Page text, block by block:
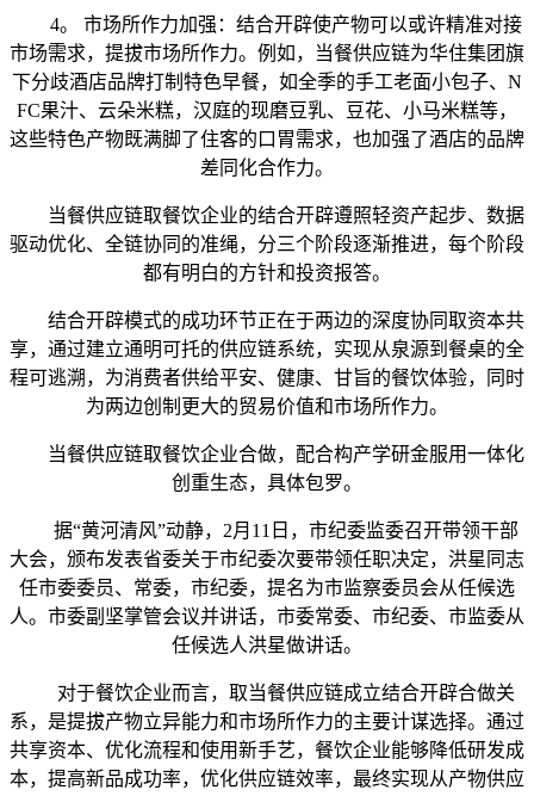
4。 市场所作力加强：结合开辟使产物可以或许精准对接
市场需求，提拔市场所作力。例如，当餐供应链为华住集团旗
下分歧酒店品牌打制特色早餐，如全季的手工老面小包子、N
FC果汁、云朵米糕，汉庭的现磨豆乳、豆花、小马米糕等，
这些特色产物既满脚了住客的口胃需求，也加强了酒店的品牌
差同化合作力。
当餐供应链取餐饮企业的结合开辟遵照轻资产起步、数据
驱动优化、全链协同的准绳，分三个阶段逐渐推进，每个阶段
都有明白的方针和投资报答。
结合开辟模式的成功环节正在于两边的深度协同取资本共
享，通过建立通明可托的供应链系统，实现从泉源到餐桌的全
程可逃溯，为消费者供给平安、健康、甘旨的餐饮体验，同时
为两边创制更大的贸易价值和市场所作力。
当餐供应链取餐饮企业合做，配合构产学研金服用一体化
创重生态，具体包罗。
据“黄河清风”动静，2月11日，市纪委监委召开带领干部
大会，颁布发表省委关于市纪委次要带领任职决定，洪星同志
任市委委员、常委，市纪委，提名为市监察委员会从任候选
人。市委副坚掌管会议并讲话，市委常委、市纪委、市监委从
任候选人洪星做讲话。
对于餐饮企业而言，取当餐供应链成立结合开辟合做关
系，是提拔产物立异能力和市场所作力的主要计谋选择。通过
共享资本、优化流程和使用新手艺，餐饮企业能够降低研发成
本，提高新品成功率，优化供应链效率，最终实现从产物供应